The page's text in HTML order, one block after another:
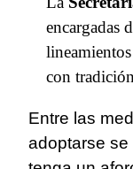
encargadas
con
Entre las
adoptarse